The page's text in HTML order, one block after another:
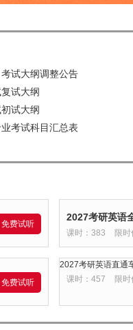
试大纲调整公告
试大纲
试大纲
考试科目汇总表
免费试听
2027考研英语
课时：383 限
免费试听
2027考研英语直通
课时：457
限